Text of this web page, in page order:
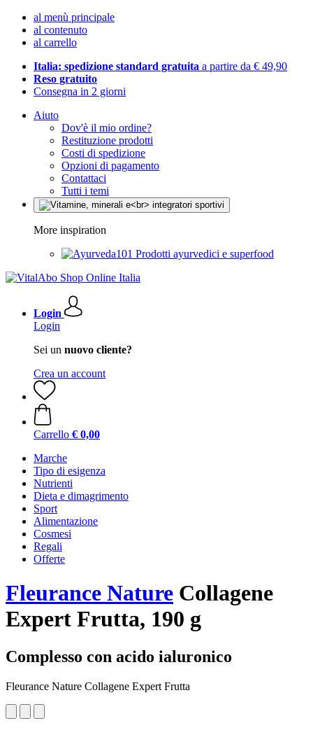
al menù principale
al contenuto
al carrello
Italia: spedizione standard gratuita a partire da € 49,90
Reso gratuito
Consegna in 2 giorni
Aiuto
Dov'è il mio ordine?
Restituzione prodotti
Costi di spedizione
Opzioni di pagamento
Contattaci
Tutti i temi
More inspiration
Prodotti ayurvedici e superfood
Login
Login
Sei un nuovo cliente?
Crea un account
Carrello € 0,00
Marche
Tipo di esigenza
Nutrienti
Dieta e dimagrimento
Sport
Alimentazione
Cosmesi
Regali
Offerte
Fleurance Nature Collagene
Expert Frutta, 190 g
Complesso con acido ialuronico
Fleurance Nature Collagene Expert Frutta